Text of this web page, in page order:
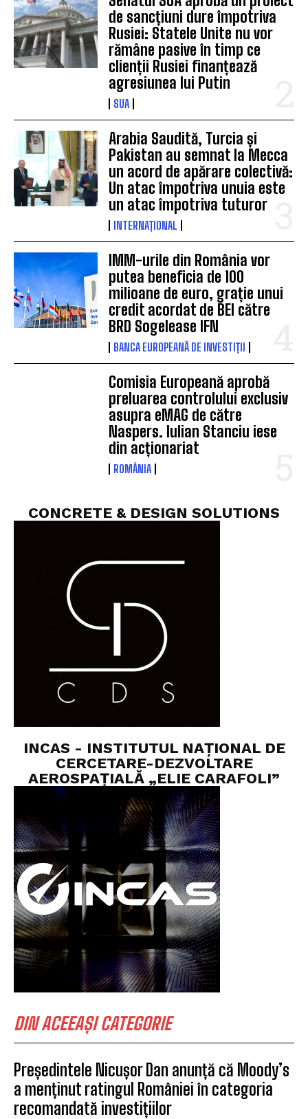
de sancțiuni dure împotriva
Rusiei: Statele Unite nu vor
rămâne pasive în timp ce
clienții Rusiei finanțează
agresiunea lui Putin
SUA
Arabia Saudită, Turcia și
Pakistan au semnat la Mecca
un acord de apărare colectivă:
Un atac împotriva unuia este
un atac împotriva tuturor
INTERNAȚIONAL
IMM-urile din România vor
putea beneficia de 100
milioane de euro, grație unui
credit acordat de BEI către
BRD Sogelease IFN
BANCA EUROPEANĂ DE INVESTIȚII
Comisia Europeană aprobă
preluarea controlului exclusiv
asupra eMAG de către
Naspers. Iulian Stanciu iese
din acționariat
ROMÂNIA
CONCRETE & DESIGN SOLUTIONS
INCAS - INSTITUTUL NAȚIONAL DE
CERCETARE-DEZVOLTARE
AEROSPAȚIALĂ „ELIE CARAFOLI”
DIN ACEEAȘI CATEGORIE
Președintele Nicușor Dan anunță că Moody’s
a menținut ratingul României în categoria
recomandată investițiilor